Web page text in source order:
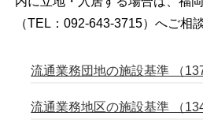
（TEL：092-643-3715）へご相
流通業務団地の施設基準 （
流通業務地区の施設基準 （